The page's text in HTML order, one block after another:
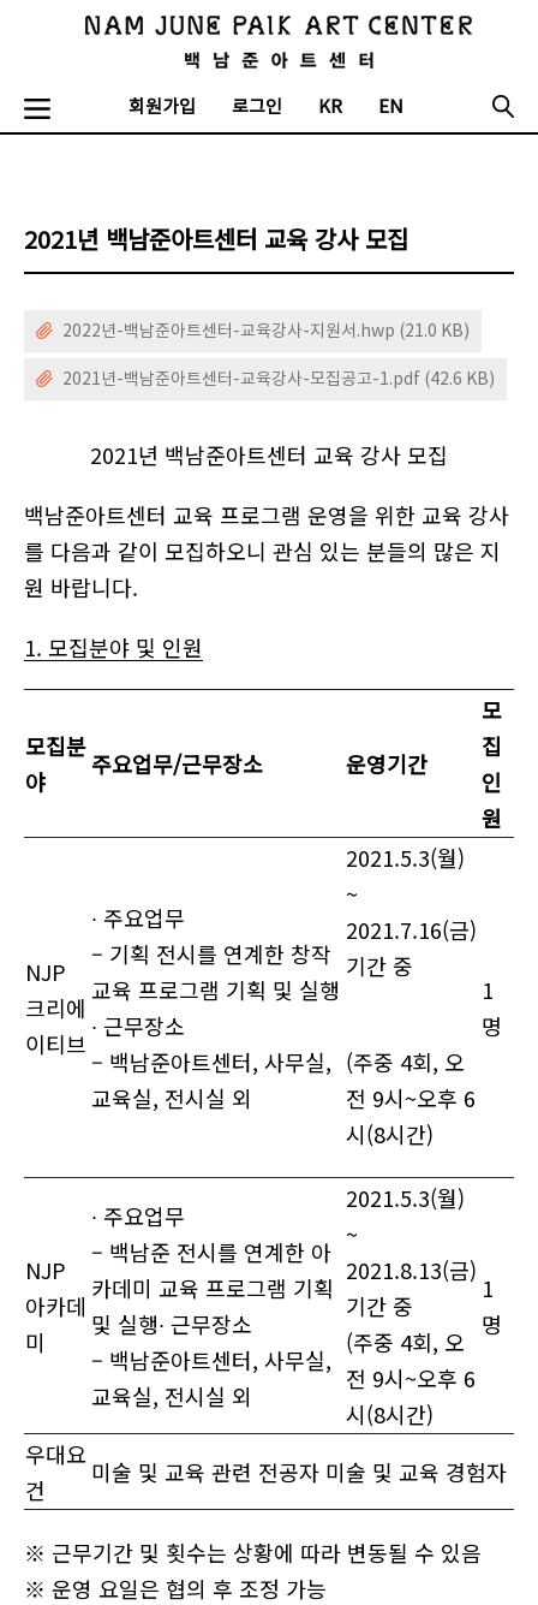
회원가입 로그인 KR EN
2021년 백남준아트센터 교육 강사 모집
2022년-백남준아트센터-교육강사-지원서.hwp (21.0 KB)
2021년-백남준아트센터-교육강사-모집공고-1.pdf (42.6 KB)
2021년 백남준아트센터 교육 강사 모집
백남준아트센터 교육 프로그램 운영을 위한 교육 강사
를 다음과 같이 모집하오니 관심 있는 분들의 많은 지
원 바랍니다.
1. 모집분야 및 인원
모집분
야
주요업무/근무장소 운영기간
모
집
인
원
NJP
크리에
이티브
∙ 주요업무
– 기획 전시를 연계한 창작
교육 프로그램 기획 및 실행
∙ 근무장소
– 백남준아트센터, 사무실,
교육실, 전시실 외
2021.5.3(월)
~
2021.7.16(금)
기간 중
(주중 4회, 오
전 9시~오후 6
시(8시간)
1
명
NJP
아카데
미
∙ 주요업무
– 백남준 전시를 연계한 아
카데미 교육 프로그램 기획
및 실행∙ 근무장소
– 백남준아트센터, 사무실,
교육실, 전시실 외
2021.5.3(월)
~
2021.8.13(금)
기간 중
(주중 4회, 오
전 9시~오후 6
시(8시간)
1
명
우대요
건
미술 및 교육 관련 전공자 미술 및 교육 경험자
※ 근무기간 및 횟수는 상황에 따라 변동될 수 있음
※ 운영 요일은 협의 후 조정 가능